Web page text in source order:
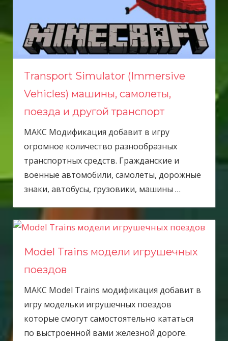
Transport Simulator (Immersive
Vehicles) машины, самолеты,
поезда и другой транспорт
МАКС Модификация добавит в игру
огромное количество разнообразных
транспортных средств. Гражданские и
военные автомобили, самолеты, дорожные
знаки, автобусы, грузовики, машины …
Model Trains модели игрушечных
поездов
МАКС Model Trains модификация добавит в
игру модельки игрушечных поездов
которые смогут самостоятельно кататься
по выстроенной вами железной дороге.